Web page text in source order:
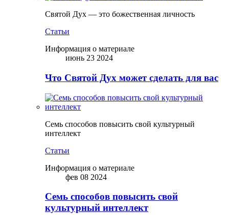
Святой Дух — это божественная личность
Статьи
Информация о материале
июнь 23 2024
Что Святой Дух может сделать для вас
Семь способов повысить свой культурный
интеллект
Статьи
Информация о материале
фев 08 2024
Семь способов повысить свой
культурный интеллект